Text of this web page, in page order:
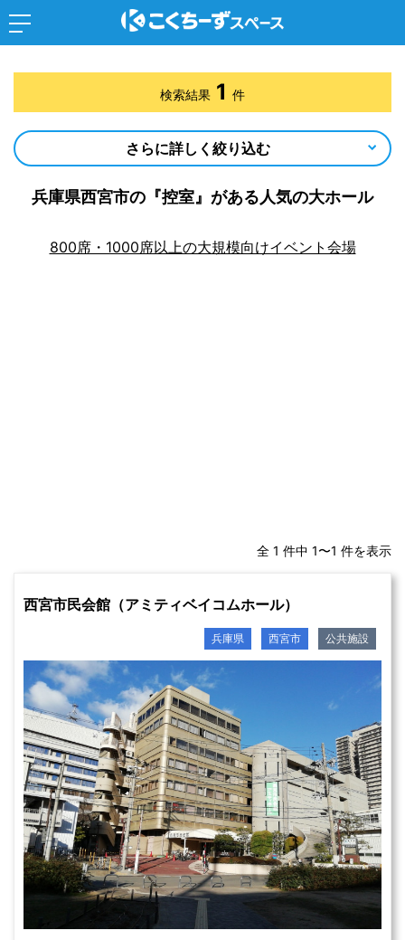
兵庫県西宮市の『控室』がある人気の大ホール
800席・1000席以上の大規模向けイベント会場
全 1 件中 1〜1 件を表示
西宮市民会館（アミティベイコムホール）
兵庫県 西宮市 公共施設
検索結果 1 件
さらに詳しく絞り込む